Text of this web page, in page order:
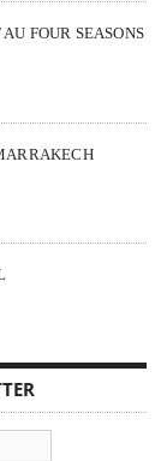
FOUR SEASONS